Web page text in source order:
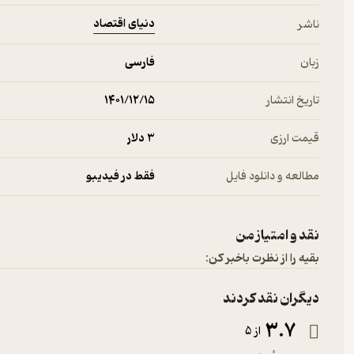
ناشر دنیای اقتصاد
زبان فارسی
تاریخ انتشار ۱۴۰۱/۱۲/۱۵
قیمت ارزی 3 دلار
مطالعه و دانلود فایل فقط در فیدیبو
نقد و امتیاز من
بقیه را از نظرت باخبر کن:
دیگران نقد کردند
3.7 از 5